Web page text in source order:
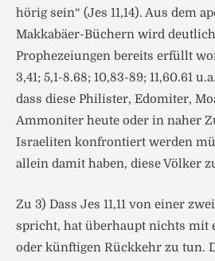
hörig sein“ (Jes 11,14). Aus dem
Makkabäer-Büchern wird
Prophezeiungen bereits erfüllt
3,41; 5,1-8.68; 10,83-89; 11,60.61
dass diese Philister, Edomiter,
Ammoniter heute oder in naher
Israeliten konfrontiert werden
allein damit haben, diese Völker
Zu 3) Dass Jes 11,11 von einer
spricht, hat überhaupt nichts mit
oder künftigen Rückkehr zu tun.